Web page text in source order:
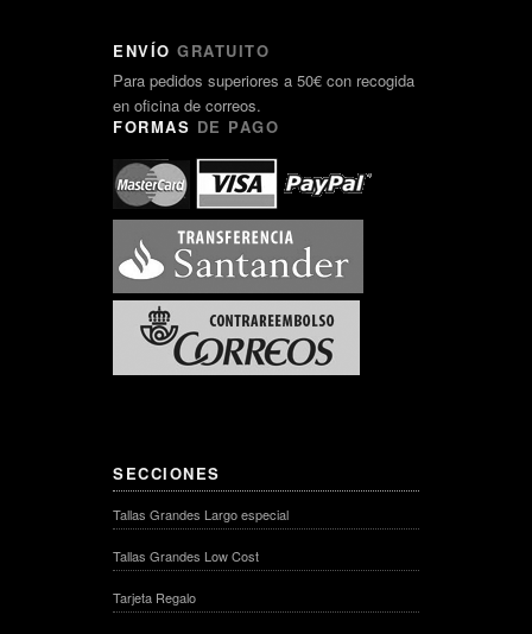
ENVÍO GRATUITO
Para pedidos superiores a 50€ con recogida
en oficina de correos.
FORMAS DE PAGO
SECCIONES
Tallas Grandes Largo especial
Tallas Grandes Low Cost
Tarjeta Regalo